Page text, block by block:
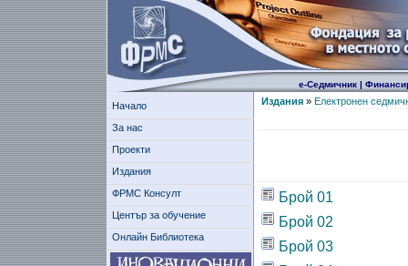
е-Седмичник|
Начало
За нас
Проекти
Издания
ФРМС Консулт
Център за обучение
Онлайн Библиотека
Издания» Електронен
Брой 01
Брой 02
Брой 03